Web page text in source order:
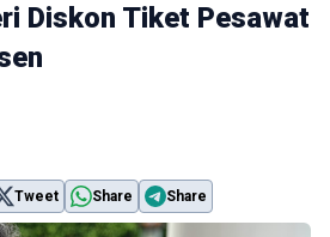
Diskon Tiket Pesawat
Tweet Share Share